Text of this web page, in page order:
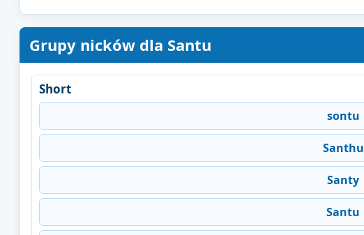
Grupy nicków dla Santu
Short
sontu
Santhu
Santy
Santu